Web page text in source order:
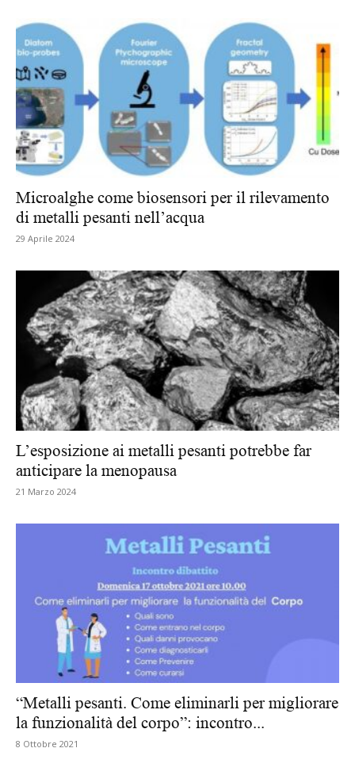
Microalghe come biosensori per il rilevamento
di metalli pesanti nell’acqua
29 Aprile 2024
L’esposizione ai metalli pesanti potrebbe far
anticipare la menopausa
21 Marzo 2024
“Metalli pesanti. Come eliminarli per migliorare
la funzionalità del corpo”: incontro...
8 Ottobre 2021